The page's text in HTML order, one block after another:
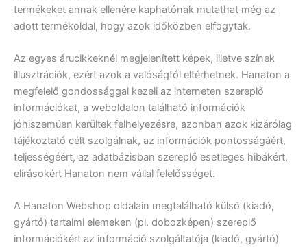
termékeket annak ellenére kaphatónak mutathat még az
adott termékoldal, hogy azok időközben elfogytak.
Az egyes árucikkeknél megjelenített képek, illetve színek
illusztrációk, ezért azok a valóságtól eltérhetnek. Hanaton a
megfelelő gondossággal kezeli az interneten szereplő
információkat, a weboldalon található információk
jóhiszeműen kerültek felhelyezésre, azonban azok kizárólag
tájékoztató célt szolgálnak, az információk pontosságáért,
teljességéért, az adatbázisban szereplő esetleges hibákért,
elírásokért Hanaton nem vállal felelősséget.
A Hanaton Webshop oldalain megtalálható külső (kiadó,
gyártó) tartalmi elemeken (pl. dobozképen) szereplő
információkért az információ szolgáltatója (kiadó, gyártó)